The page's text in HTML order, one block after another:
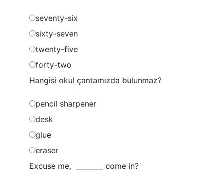
seventy-six
sixty-seven
twenty-five
forty-two
Hangisi okul çantamızda bulunmaz?
pencil sharpener
desk
glue
eraser
Excuse me, ________ come in?